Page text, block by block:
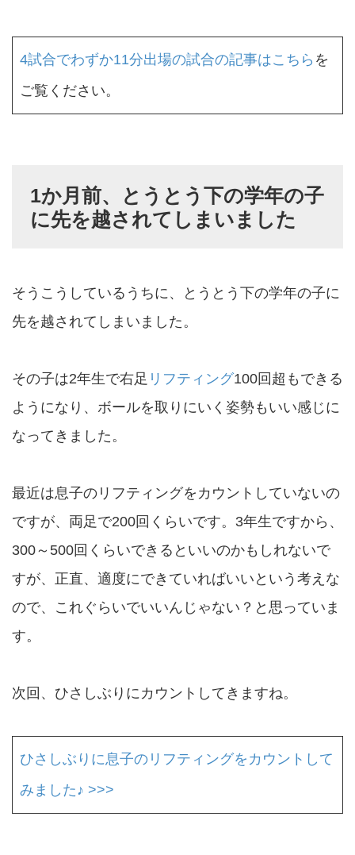
4試合でわずか11分出場の試合の記事はこちら を
ご覧ください。
1か月前、とうとう下の学年の子
に先を越されてしまいました
そうこうしているうちに、とうとう下の学年の子に
先を越されてしまいました。
その子は2年生で右足 リフティング100回超もできる
ようになり、ボールを取りにいく姿勢もいい感じに
なってきました。
最近は息子のリフティングをカウントしていないの
ですが、両足で200回くらいです。3年生ですから、
300～500回くらいできるといいのかもしれないで
すが、正直、適度にできていればいいという考えな
ので、これぐらいでいいんじゃない？と思っていま
す。
次回、ひさしぶりにカウントしてきますね。
ひさしぶりに息子のリフティングをカウントして
みました♪ >>>